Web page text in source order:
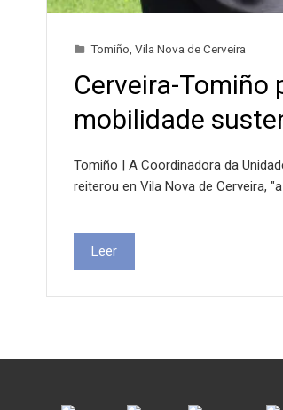
Tomiño Vila Nova de Cerveira
Cerveira-Tomiño
mobilidade
Tomiño | A Coordinadora da
reiterou en Vila Nova de Cerveira,
Leer